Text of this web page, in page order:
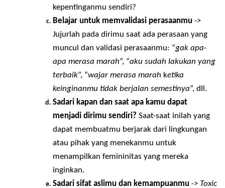
muasal dari pemahamanmu tentang
femininitas ini.
Refleksikan kembali motivasimu -> Ketika
kamu melakukan hal-hal yang dianggap
“feminine” ini apa motivasimu? Apakah kamu
memang ingin melakukannya sendiri atau
kamu dipaksa dan akhirnya mengabaikan
kepentinganmu sendiri?
Belajar untuk memvalidasi perasaanmu ->
Jujurlah pada dirimu saat ada perasaan yang
muncul dan validasi perasaanmu: “
apa merasa marah
aku sudah lakukan
terbaik